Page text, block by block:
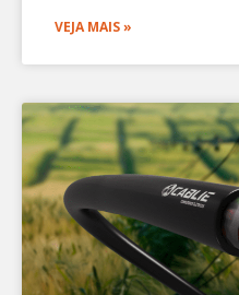
VEJA MAIS »